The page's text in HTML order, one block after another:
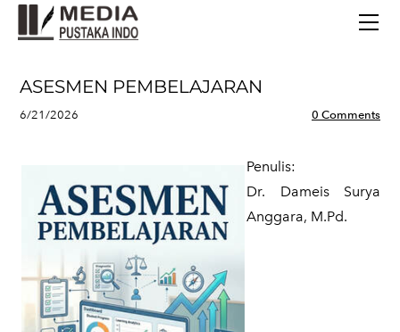
ASESMEN PEMBELAJARAN
6/21/2026 0 Comments
Penulis:
​Dr. Dameis Surya
Anggara, M.Pd.